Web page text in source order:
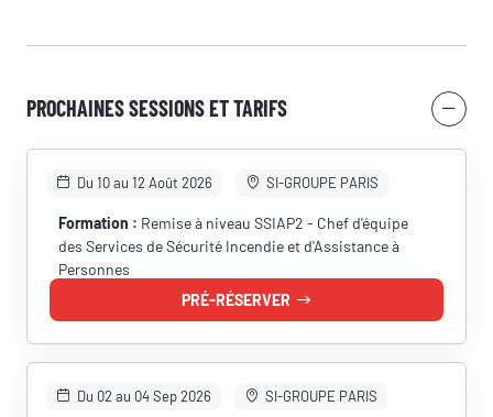
PROCHAINES SESSIONS ET TARIFS
Du 10 au 12 Août 2026 SI-GROUPE PARIS
Formation : Remise à niveau SSIAP2 - Chef d'équipe
des Services de Sécurité Incendie et d'Assistance à
Personnes
PRÉ-RÉSERVER
Du 02 au 04 Sep 2026 SI-GROUPE PARIS